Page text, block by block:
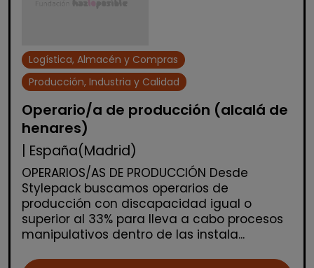
Logística, Almacén y Compras
Producción, Industria y Calidad
Operario/a de producción (alcalá de
henares)
| España(Madrid)
OPERARIOS/AS DE PRODUCCIÓN Desde
Stylepack buscamos operarios de
producción con discapacidad igual o
superior al 33% para lleva a cabo procesos
manipulativos dentro de las instala...